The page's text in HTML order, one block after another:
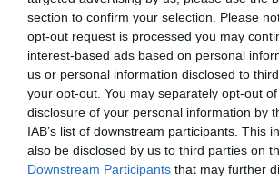
section to confirm your selection. Please
opt-out request is processed you may
interest-based ads based on personal
us or personal information disclosed to
your opt-out. You may separately opt-out
disclosure of your personal information by
IAB’s list of downstream participants. This
also be disclosed by us to third parties on
Downstream Participants that may further
La consigna es clara: menos reproches,
Pero la realidad es que las tensiones
al PP de no tener una posición
autonómicos y su dirección nacional.
parte, considera que Vox utiliza los
herramienta de presiónpara obtener
le corresponde por los resultados